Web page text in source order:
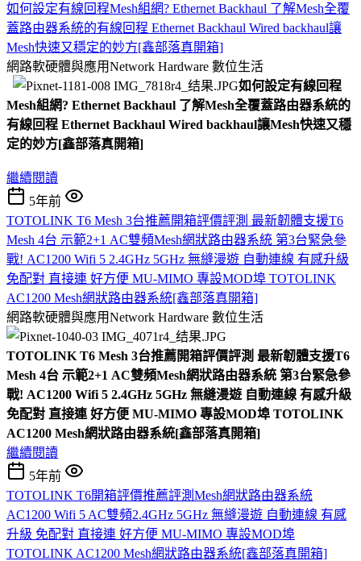
如何設定有線回程Mesh組網? Ethernet Backhaul 了解Mesh全覆
蓋路由器系統的有線回程 Ethernet Backhaul Wired backhaul讓
Mesh快速又穩定的妙方[鑫部落真開箱]
網路軟硬體與應用Network Hardware 數位生活
如何設定有線回程
Mesh組網? Ethernet Backhaul 了解Mesh全覆蓋路由器系統的
有線回程 Ethernet Backhaul Wired backhaul讓Mesh快速又穩
定的妙方[鑫部落真開箱]
繼續閱讀
5年前
TOTOLINK T6 Mesh 3台推薦開箱評價評測 最新韌體支援T6
Mesh 4台 示範2+1 AC雙頻Mesh網狀路由器系統 第3台緊急參
戰! AC1200 Wifi 5 2.4GHz 5GHz 無縫漫遊 自動連線 有感升級
免配對 直接連 好方便 MU-MIMO 專設MOD埠 TOTOLINK
AC1200 Mesh網狀路由器系統[鑫部落真開箱]
網路軟硬體與應用Network Hardware 數位生活
TOTOLINK T6 Mesh 3台推薦開箱評價評測 最新韌體支援T6
Mesh 4台 示範2+1 AC雙頻Mesh網狀路由器系統 第3台緊急參
戰! AC1200 Wifi 5 2.4GHz 5GHz 無縫漫遊 自動連線 有感升級
免配對 直接連 好方便 MU-MIMO 專設MOD埠 TOTOLINK
AC1200 Mesh網狀路由器系統[鑫部落真開箱]
繼續閱讀
5年前
TOTOLINK T6開箱評價推薦評測Mesh網狀路由器系統
AC1200 Wifi 5 AC雙頻2.4GHz 5GHz 無縫漫遊 自動連線 有感
升級 免配對 直接連 好方便 MU-MIMO 專設MOD埠
TOTOLINK AC1200 Mesh網狀路由器系統[鑫部落真開箱]